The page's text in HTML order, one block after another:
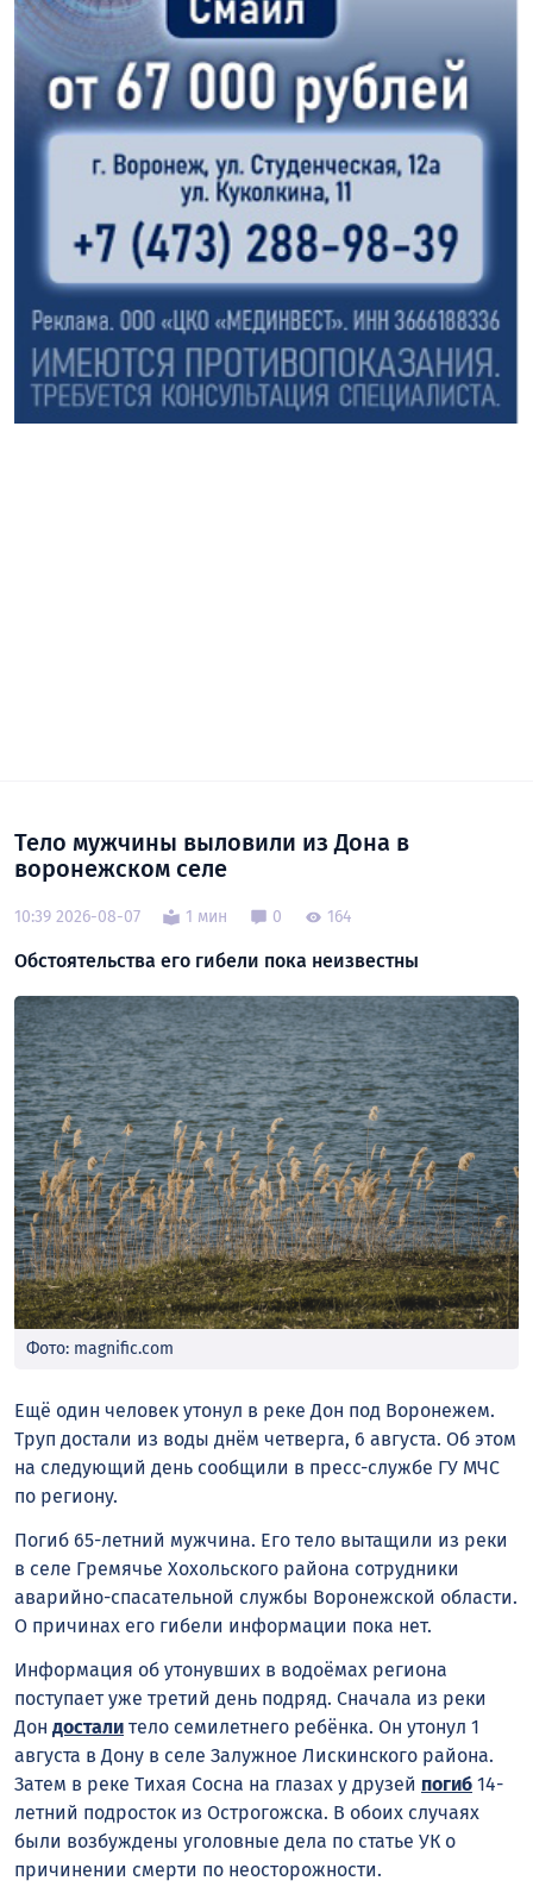
Тело мужчины выловили из Дона в
воронежском селе
10:39 2026-08-07 1 мин 0 164
Обстоятельства его гибели пока неизвестны
Фото: magnific.com
Ещё один человек утонул в реке Дон под Воронежем.
Труп достали из воды днём четверга, 6 августа. Об этом
на следующий день сообщили в пресс-службе ГУ МЧС
по региону.
Погиб 65-летний мужчина. Его тело вытащили из реки
в селе Гремячье Хохольского района сотрудники
аварийно-спасательной службы Воронежской области.
О причинах его гибели информации пока нет.
Информация об утонувших в водоёмах региона
поступает уже третий день подряд. Сначала из реки
Дон достали тело семилетнего ребёнка. Он утонул 1
августа в Дону в селе Залужное Лискинского района.
Затем в реке Тихая Сосна на глазах у друзей погиб 14-
летний подросток из Острогожска. В обоих случаях
были возбуждены уголовные дела по статье УК о
причинении смерти по неосторожности.